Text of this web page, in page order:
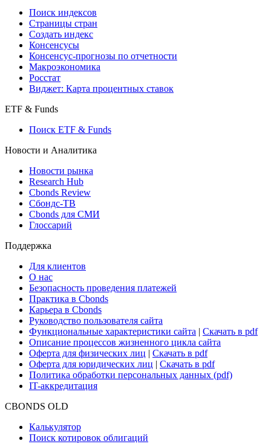
Поиск индексов
Страницы стран
Создать индекс
Консенсусы
Консенсус-прогнозы по отчетности
Макроэкономика
Росстат
Виджет: Карта процентных ставок
ETF & Funds
Поиск ETF & Funds
Новости и Аналитика
Новости рынка
Research Hub
Cbonds Review
Сбондс-ТВ
Cbonds для СМИ
Глоссарий
Поддержка
Для клиентов
О нас
Безопасность проведения платежей
Практика в Cbonds
Карьера в Cbonds
Руководство пользователя сайта
Функциональные характеристики сайта
Скачать в pdf
Описание процессов жизненного цикла сайта
Оферта для физических лиц
Скачать в pdf
Оферта для юридических лиц
Скачать в pdf
Политика обработки персональных данных (pdf)
IT-аккредитация
CBONDS OLD
Калькулятор
Поиск котировок облигаций